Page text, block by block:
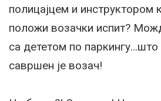
полицајцем и инструктором
положи возачки испит?
са дететом по паркингу…што
савршен је возач!